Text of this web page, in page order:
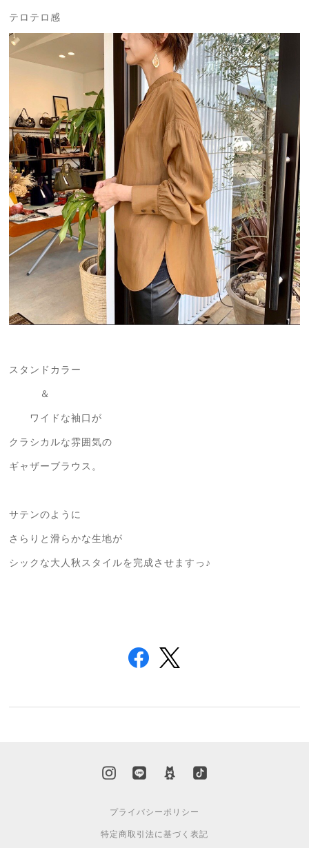
テロテロ感
スタンドカラー
＆
ワイドな袖口が
クラシカルな雰囲気の
ギャザーブラウス。
サテンのように
さらりと滑らかな生地が
シックな大人秋スタイルを完成させますっ♪
プライバシーポリシー
特定商取引法に基づく表記